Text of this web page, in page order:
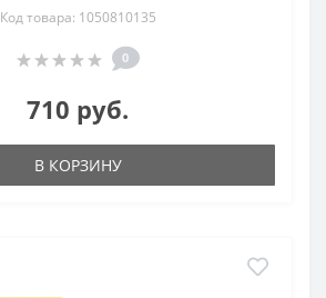
Код товара: 1050810135
0
710 руб.
В КОРЗИНУ